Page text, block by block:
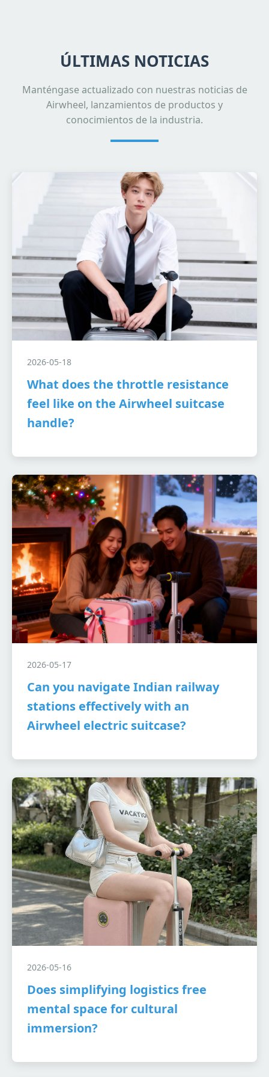
ÚLTIMAS NOTICIAS
Manténgase actualizado con nuestras noticias de
Airwheel, lanzamientos de productos y
conocimientos de la industria.
2026-05-18
What does the throttle resistance
feel like on the Airwheel suitcase
handle?
2026-05-17
Can you navigate Indian railway
stations effectively with an
Airwheel electric suitcase?
2026-05-16
Does simplifying logistics free
mental space for cultural
immersion?